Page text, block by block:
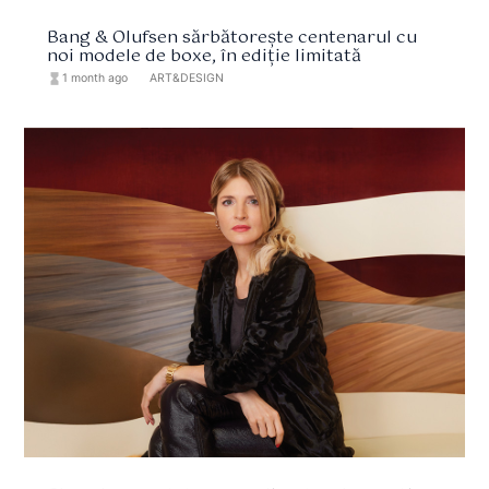
Bang & Olufsen sărbătorește centenarul cu
noi modele de boxe, în ediție limitată
hourglass_full 1 month ago ART&DESIGN